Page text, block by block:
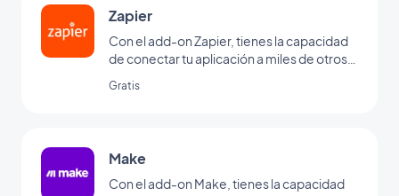
Zapier
Con el add-on Zapier, tienes la capacidad
de conectar tu aplicación a miles de otros
para configurar automatizaciones sin tener
Gratis
Make
Con el add-on Make, tienes la capacidad